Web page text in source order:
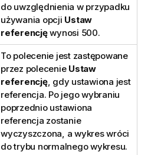
do uwzględnienia w przypadku
używania opcji Ustaw
referencjęwynosi 500.
To polecenie jest zastępowane
przez polecenie Ustaw
referencję, gdy ustawiona jest
referencja. Po jego wybraniu
poprzednio ustawiona
referencja zostanie
wyczyszczona, a wykres wróci
do trybu normalnego wykresu.